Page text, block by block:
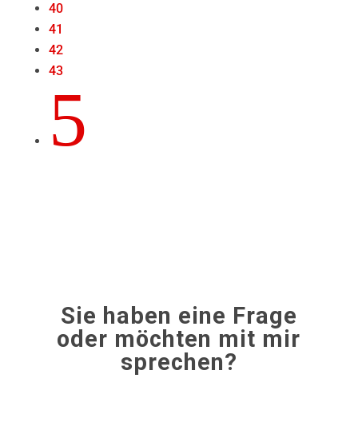
40
41
42
43
5
Sie haben eine Frage
oder möchten mit mir
sprechen?